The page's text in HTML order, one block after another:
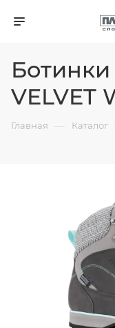
Ботинки
VELVET
Главная — Каталог